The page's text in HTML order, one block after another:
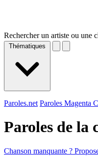
Rechercher un artiste ou une
Thématiques
Paroles.net Paroles Magenta
Paroles de la
Chanson manquante ?